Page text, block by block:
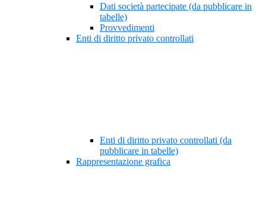
Dati società partecipate (da pubblicare in
tabelle)
Provvedimenti
Enti di diritto privato controllati
Enti di diritto privato controllati (da
pubblicare in tabelle)
Rappresentazione grafica